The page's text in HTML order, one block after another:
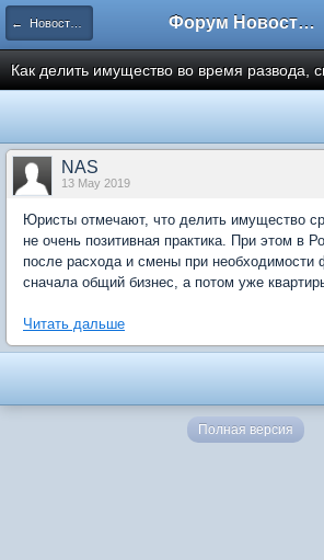
← Новости рынка недвижимости Форум Новостройки
Как делить имущество во время развода,
NAS
13 May 2019
Юристы отмечают, что делить имущество
не очень позитивная практика. При этом в
после расхода и смены при необходимости
сначала общий бизнес, а потом уже
Читать дальше
Полная версия